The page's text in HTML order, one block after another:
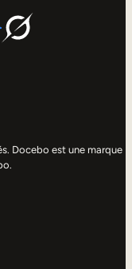
Docebo est une marque